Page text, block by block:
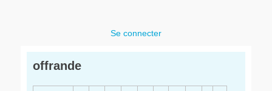
Se connecter
offrande